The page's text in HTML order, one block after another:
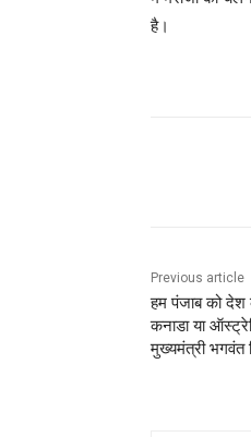
है।
Previous article
हम पंजाब को देश
कनाडा या
मुख्यमंत्री भगवंत